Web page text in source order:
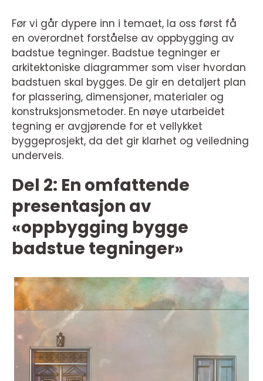
Før vi går dypere inn i temaet, la oss først få
en overordnet forståelse av oppbygging av
badstue tegninger. Badstue tegninger er
arkitektoniske diagrammer som viser hvordan
badstuen skal bygges. De gir en detaljert plan
for plassering, dimensjoner, materialer og
konstruksjonsmetoder. En nøye utarbeidet
tegning er avgjørende for et vellykket
byggeprosjekt, da det gir klarhet og veiledning
underveis.
Del 2: En omfattende
presentasjon av
«oppbygging bygge
badstue tegninger»